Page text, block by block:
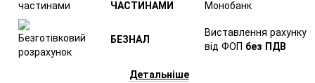
ЧАСТИНАМИ
Монобанк
БЕЗНАЛ
Виставлення рахунку
від ФОП без ПДВ
Детальніше